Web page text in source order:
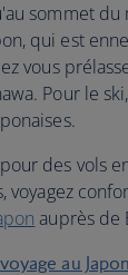
sommet du
qui est
vous
Pour le
des vols
voyagez
auprès de
au Japon